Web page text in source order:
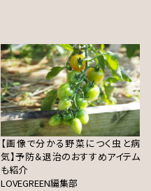
【画像で分かる野菜につく虫と病
気】予防＆退治のおすすめアイテム
も紹介
LOVEGREEN編集部